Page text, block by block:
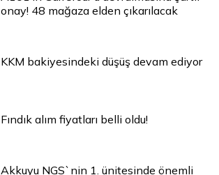
onay! 48 mağaza elden çıkarılacak
KKM bakiyesindeki düşüş devam ediyor
Fındık alım fiyatları belli oldu!
Akkuyu NGS`nin 1. ünitesinde önemli